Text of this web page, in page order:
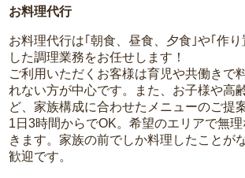
お料理代行
お料理代行は｢朝食、昼食、夕食｣や｢作り
した調理業務をお任せします！
ご利用いただくお客様は育児や共働きで
れない方が中心です。また、お子様や高
ど、家族構成に合わせたメニューのご提
1日3時間からでOK。希望のエリアで無
きます。家族の前でしか料理したことが
歓迎です。